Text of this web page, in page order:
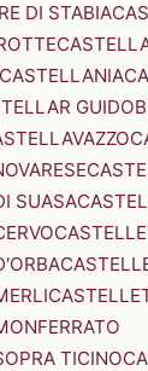
DI STABIA
CASTELLANIA
SUASA
TICINO